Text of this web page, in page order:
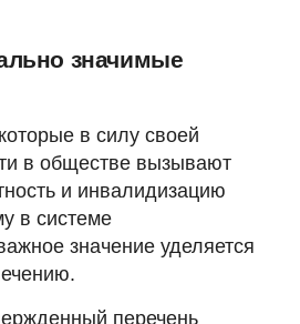
значимые
в силу своей
в обществе вызывают
и инвалидизацию
в системе
значение уделяется
перечень